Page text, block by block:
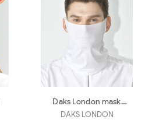
Daks London mask
DGMU4E901WT
DAKS LONDON